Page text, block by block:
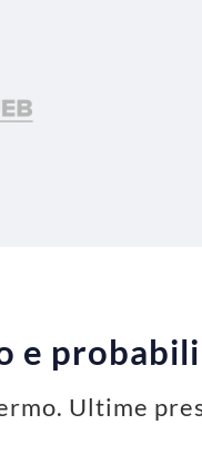
e
Ultime